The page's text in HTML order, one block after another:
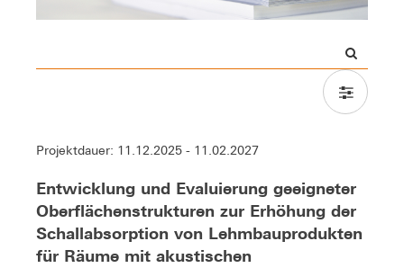
Projektdauer: 11.12.2025 - 11.02.2027
Entwicklung und Evaluierung geeigneter
Oberflächenstrukturen zur Erhöhung der
Schallabsorption von Lehmbauprodukten
für Räume mit akustischen